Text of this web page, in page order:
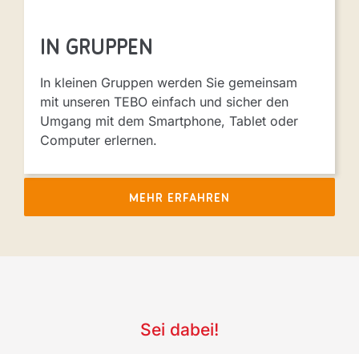
in Gruppen
In kleinen Gruppen werden Sie gemeinsam
mit unseren TEBO einfach und sicher den
Umgang mit dem Smartphone, Tablet oder
Computer erlernen.
MEHR ERFAHREN
Sei dabei!